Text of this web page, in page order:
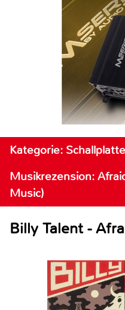
Kategorie: Schallplatte
Musikrezension:
Music)
Billy Talent -